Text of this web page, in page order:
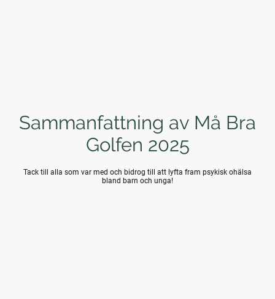
Sammanfattning av Må Bra
Golfen 2025
Tack till alla som var med och bidrog till att lyfta fram psykisk ohälsa
bland barn och unga!